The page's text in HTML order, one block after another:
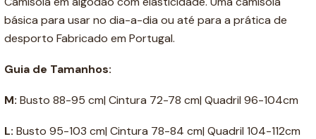
básica para usar no dia-a-dia ou até para a prática de
desporto Fabricado em Portugal.
Guia de Tamanhos:
M: Busto 88-95 cm| Cintura 72-78 cm| Quadril 96-104cm
L: Busto 95-103 cm| Cintura 78-84 cm| Quadril 104-112cm